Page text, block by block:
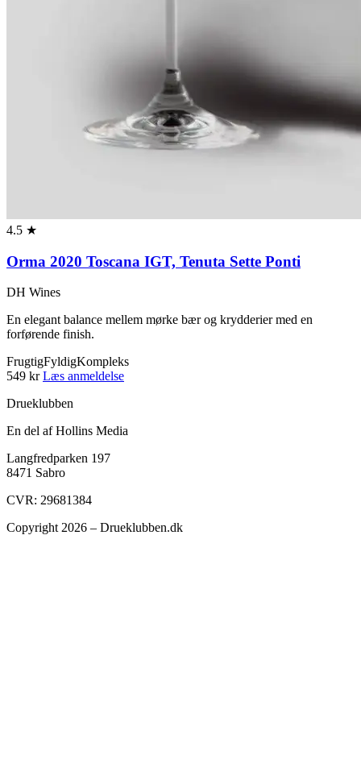
4.5 ★
Orma 2020 Toscana IGT, Tenuta Sette Ponti
DH Wines
En elegant balance mellem mørke bær og krydderier med en
forførende finish.
FrugtigFyldigKompleks
549 kr Læs anmeldelse
Drueklubben
En del af Hollins Media
Langfredparken 197
8471 Sabro
CVR: 29681384
Copyright 2026 – Drueklubben.dk